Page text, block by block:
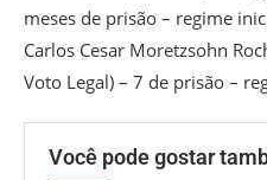
meses de prisão – regime
Carlos Cesar Moretzsohn
Voto Legal) – 7 de prisão –
Você pode gostar